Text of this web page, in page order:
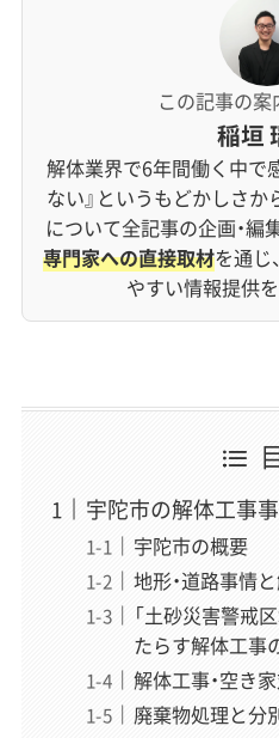
この記事の案
稲垣
解体業界で6年間働く中で
ない』というもどかしさか
について全記事の企画・編
専門家への直接取材を通じ
やすい情報提供
宇陀市の解体工事
宇陀市の概要
地形・道路事情
「土砂災害警戒
たらす解体工事
解体工事・空き
廃棄物処理と分